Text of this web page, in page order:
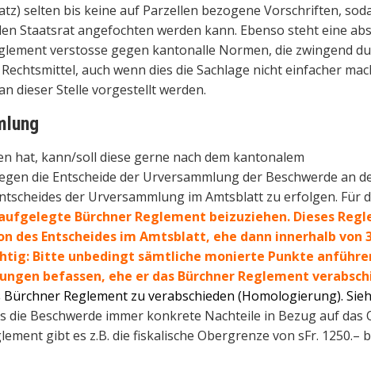
selten bis keine auf Parzellen bezogene Vorschriften,
Staatsrat angefochten werden kann. Ebenso steht eine
verstosse gegen kantonalle Normen, die zwingend
auch wenn dies die Sachlage nicht einfacher
dieser Stelle vorgestellt werden.
hat, kann/soll diese gerne nach dem kantonalem
die Entscheide der Urversammlung der Beschwerde an
der Urversammlung im Amtsblatt zu erfolgen. Für
Bürchner Reglement beizuziehen. Dieses
des Entscheides im Amtsblatt, ehe dann innerhalb von
Bitte unbedingt sämtliche monierte Punkte
befassen, ehe er das Bürchner Reglement
Reglement zu verabschieden (Homologierung).
die Beschwerde immer konkrete Nachteile in Bezug auf das
gibt es z.B. die fiskalische Obergrenze von sFr. 1250.–